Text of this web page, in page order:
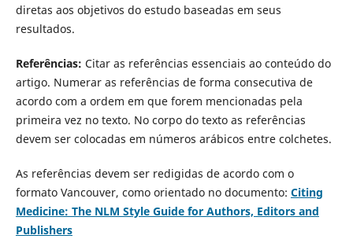
diretas aos objetivos do estudo baseadas em seus
resultados.
Referências: Citar as referências essenciais ao conteúdo do
artigo. Numerar as referências de forma consecutiva de
acordo com a ordem em que forem mencionadas pela
primeira vez no texto. No corpo do texto as referências
devem ser colocadas em números arábicos entre colchetes.
As referências devem ser redigidas de acordo com o
formato Vancouver, como orientado no documento: Citing
Medicine: The NLM Style Guide for Authors, Editors and
Publishers